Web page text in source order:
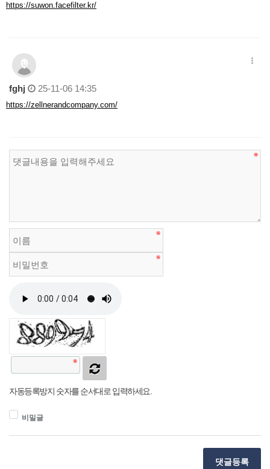
https://suwon.facefilter.kr/
fghj 25-11-06 14:35
https://zellnerandcompany.com/
자동등록방지 숫자를 순서대로 입력하세요.
비밀글
댓글등록